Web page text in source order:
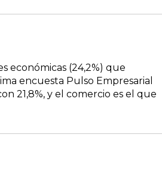
económicas (24,2%) que
encuesta Pulso Empresarial
21,8%, y el comercio es el que